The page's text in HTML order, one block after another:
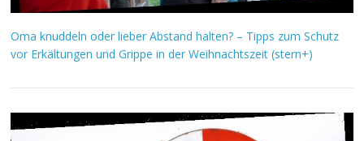
Oma knuddeln oder lieber Abstand halten? – Tipps zum Schutz
vor Erkältungen und Grippe in der Weihnachtszeit (stern+)